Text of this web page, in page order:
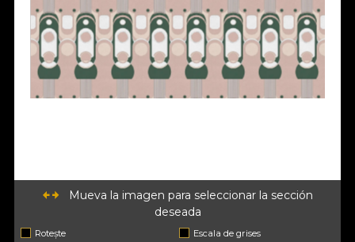
Mueva la imagen para seleccionar la sección
deseada
Rotește
Escala de grises